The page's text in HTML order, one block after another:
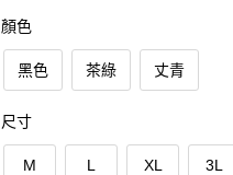
顏色
黑色 茶綠 丈青
尺寸
M L XL 3L